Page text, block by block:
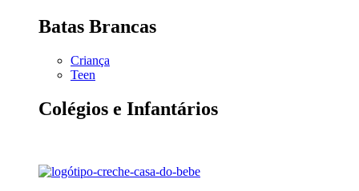
Batas Brancas
Criança
Teen
Colégios e Infantários